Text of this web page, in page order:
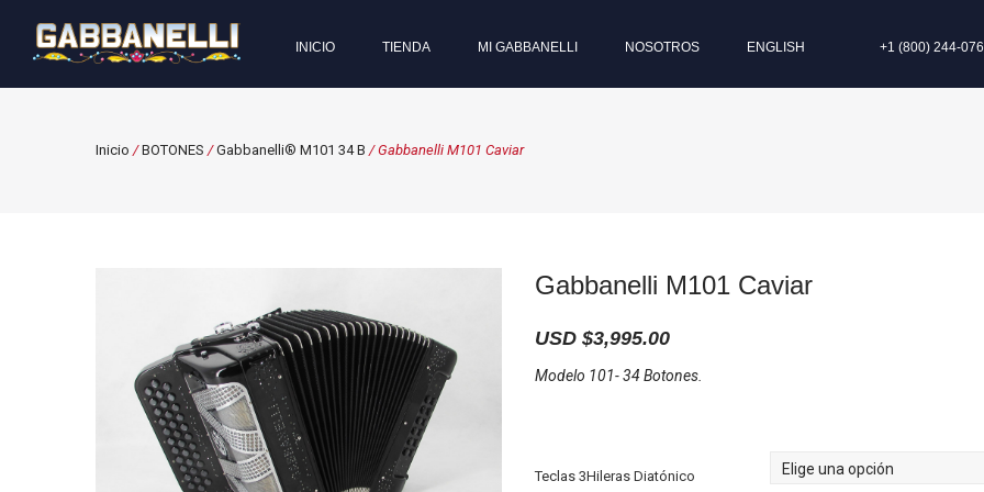
INICIO TIENDA MI GABBANELLI NOSOTROS ENGLISH +1 (800) 244-
Inicio /BOTONES /Gabbanelli® M101 34 B / Gabbanelli M101 Caviar
Gabbanelli M101 Caviar
USD $3,995.00
Modelo 101- 34 Botones.
Teclas 3Hileras Diatónico